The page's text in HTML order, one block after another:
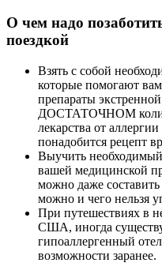
О чем надо
поездкой
Взять с собой
которые помогают
препараты
ДОСТАТОЧНОМ
лекарства от
понадобится рецепт
Выучить
вашей медицинской
можно даже
можно и чего нельзя
При путешествиях в
США, иногда
гипоаллергенный
возможности заранее.